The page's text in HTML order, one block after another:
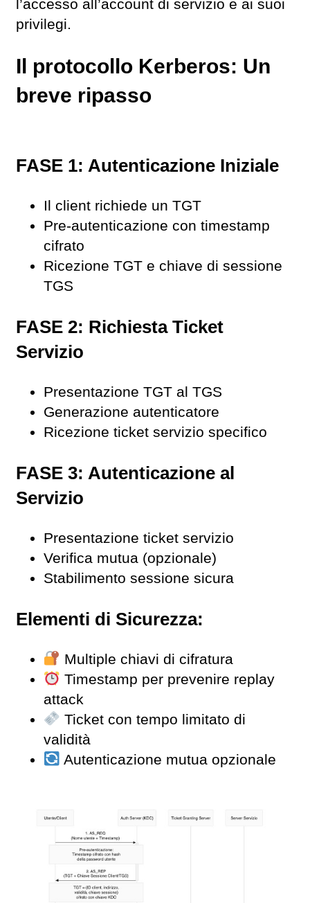
l’accesso all’account di servizio e ai suoi
privilegi.
Il protocollo Kerberos: Un
breve ripasso
FASE 1: Autenticazione Iniziale
Il client richiede un TGT
Pre-autenticazione con timestamp
cifrato
Ricezione TGT e chiave di sessione
TGS
FASE 2: Richiesta Ticket
Servizio
Presentazione TGT al TGS
Generazione autenticatore
Ricezione ticket servizio specifico
FASE 3: Autenticazione al
Servizio
Presentazione ticket servizio
Verifica mutua (opzionale)
Stabilimento sessione sicura
Elementi di Sicurezza:
Multiple chiavi di cifratura
Timestamp per prevenire replay
attack
Ticket con tempo limitato di
validità
Autenticazione mutua opzionale